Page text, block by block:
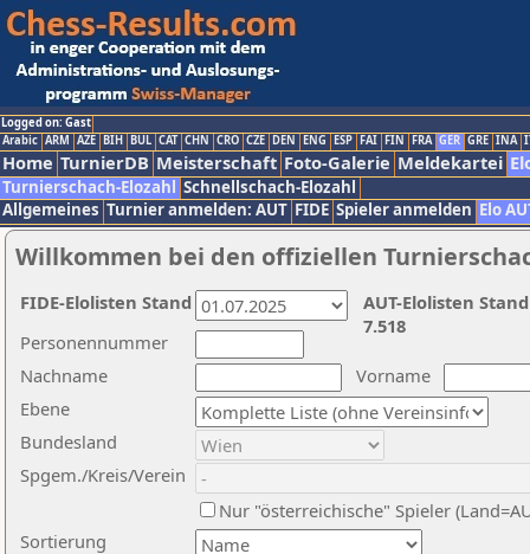
Logged on: Gast
Arabic ARM AZE BIH BUL CAT CHN CRO CZE DEN ENG ESP FAI FIN FRA GER GRE INA
Home TurnierDB Meisterschaft Foto-Galerie Meldekartei
Turnierschach-Elozahl Schnellschach-Elozahl
Allgemeines Turnier anmelden: AUT FIDE Spieler anmelden Elo
Willkommen bei den offiziellen
Nachname
Vorname
Ebene
Sortierung
Personennummer
Bundesland
Spgem./Kreis/Verein
Nur "österreichische" Spieler
AUT-Elolisten
7.518
FIDE-Elolisten Stand